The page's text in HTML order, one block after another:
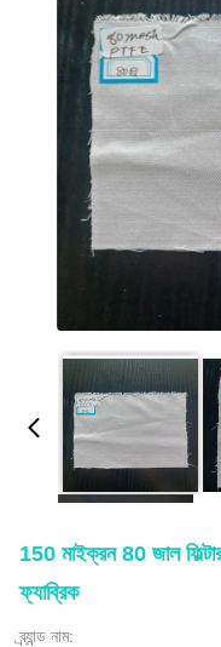
150 মাইক্রন 80 জাল
ফ্যাব্রিক
ব্র্যান্ড নাম: